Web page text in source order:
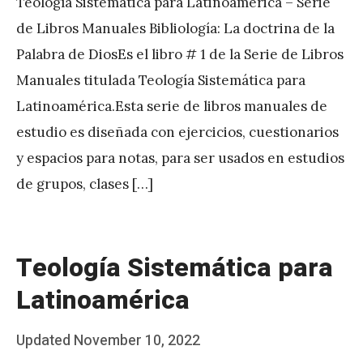
de Libros Manuales Bibliología: La doctrina de la
Palabra de DiosEs el libro # 1 de la Serie de Libros
Manuales titulada Teología Sistemática para
Latinoamérica.Esta serie de libros manuales de
estudio es diseñada con ejercicios, cuestionarios
y espacios para notas, para ser usados en estudios
de grupos, clases […]
Teología Sistemática para
Latinoamérica
Posted
Updated November 10, 2022
b